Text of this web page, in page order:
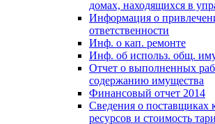
домах, находящихся в
Информация о
ответственности
Инф. о кап. ремонте
Инф. об использ. общ.
Отчет о выполненных
содержанию имущества
Финансовый отчет 2014
Сведения о поставщиках
ресурсов и стоимость